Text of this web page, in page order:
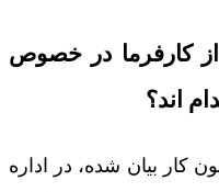
کارفرما در خصوص
اند؟
کار بیان شده، در اداره